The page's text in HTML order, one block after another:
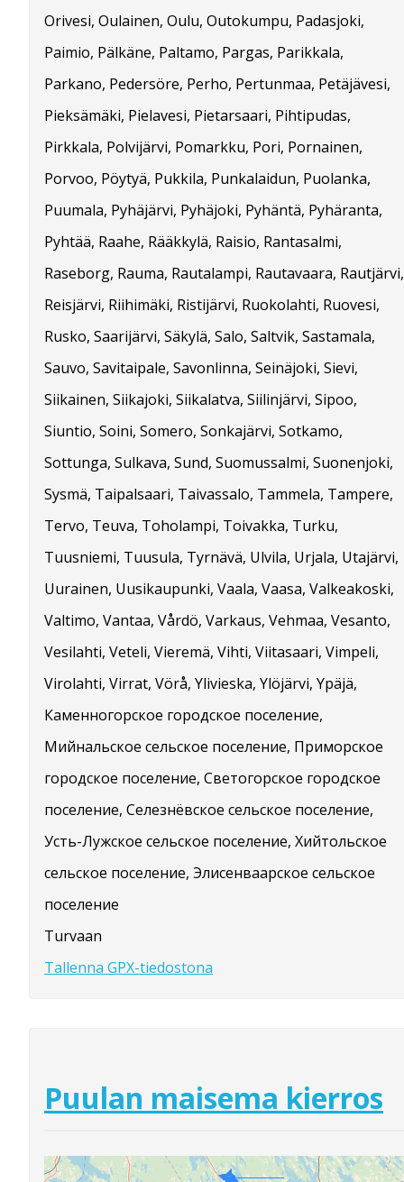
Orivesi, Oulainen, Oulu, Outokumpu, Padasjoki,
Paimio, Pälkäne, Paltamo, Pargas, Parikkala,
Parkano, Pedersöre, Perho, Pertunmaa, Petäjävesi,
Pieksämäki, Pielavesi, Pietarsaari, Pihtipudas,
Pirkkala, Polvijärvi, Pomarkku, Pori, Pornainen,
Porvoo, Pöytyä, Pukkila, Punkalaidun, Puolanka,
Puumala, Pyhäjärvi, Pyhäjoki, Pyhäntä, Pyhäranta,
Pyhtää, Raahe, Rääkkylä, Raisio, Rantasalmi,
Raseborg, Rauma, Rautalampi, Rautavaara, Rautjärvi,
Reisjärvi, Riihimäki, Ristijärvi, Ruokolahti, Ruovesi,
Rusko, Saarijärvi, Säkylä, Salo, Saltvik, Sastamala,
Sauvo, Savitaipale, Savonlinna, Seinäjoki, Sievi,
Siikainen, Siikajoki, Siikalatva, Siilinjärvi, Sipoo,
Siuntio, Soini, Somero, Sonkajärvi, Sotkamo,
Sottunga, Sulkava, Sund, Suomussalmi, Suonenjoki,
Sysmä, Taipalsaari, Taivassalo, Tammela, Tampere,
Tervo, Teuva, Toholampi, Toivakka, Turku,
Tuusniemi, Tuusula, Tyrnävä, Ulvila, Urjala, Utajärvi,
Uurainen, Uusikaupunki, Vaala, Vaasa, Valkeakoski,
Valtimo, Vantaa, Vårdö, Varkaus, Vehmaa, Vesanto,
Vesilahti, Veteli, Vieremä, Vihti, Viitasaari, Vimpeli,
Virolahti, Virrat, Vörå, Ylivieska, Ylöjärvi, Ypäjä,
Каменногорское городское поселение,
Мийнальское сельское поселение, Приморское
городское поселение, Светогорское городское
поселение, Селезнёвское сельское поселение,
Усть-Лужское сельское поселение, Хийтольское
сельское поселение, Элисенваарское сельское
поселение
Turvaan
Tallenna GPX-tiedostona
Puulan maisema kierros